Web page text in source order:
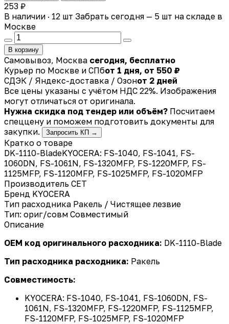
253 ₽
В наличии · 12 шт Забрать сегодня — 5 шт на складе в
Москве
В корзину
Самовывоз, Москва сегодня, бесплатно
Курьер по Москве и СПбот 1 дня, от 550 ₽
СДЭК / Яндекс-доставка / Озонот 2 дней
Все цены указаны с учётом НДС 22%. Изображения
могут отличаться от оригинала.
Нужна скидка под тендер или объём? Посчитаем
спеццену и поможем подготовить документы для
закупки.
Запросить КП →
Кратко о товаре
DK-1110-BladeKYOCERA: FS-1040, FS-1041, FS-
1060DN, FS-1061N, FS-1320MFP, FS-1220MFP, FS-
1125MFP, FS-1120MFP, FS-1025MFP, FS-1020MFP
Производитель CET
Бренд KYOCERA
Тип расходника Ракель / Чистящее лезвие
Тип: ориг/совм Совместимый
Описание
OEM код оригинального расходника: DK-1110-Blade
Тип расходника расходника: Ракель
Совместимость:
KYOCERA: FS-1040, FS-1041, FS-1060DN, FS-
1061N, FS-1320MFP, FS-1220MFP, FS-1125MFP,
FS-1120MFP, FS-1025MFP, FS-1020MFP